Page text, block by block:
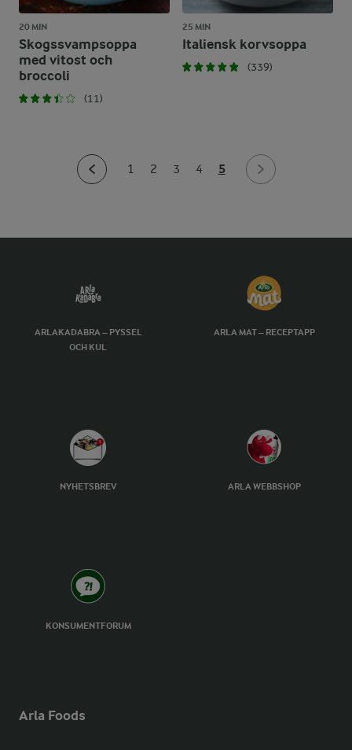
20 MIN
Skogssvampsoppa
med vitost och
broccoli
(11)
25 MIN
Italiensk korvsoppa
(339)
1 2 3 4 5
ARLAKADABRA – PYSSEL
OCH KUL
ARLA MAT – RECEPTAPP
NYHETSBREV ARLA WEBBSHOP
KONSUMENTFORUM
Arla Foods